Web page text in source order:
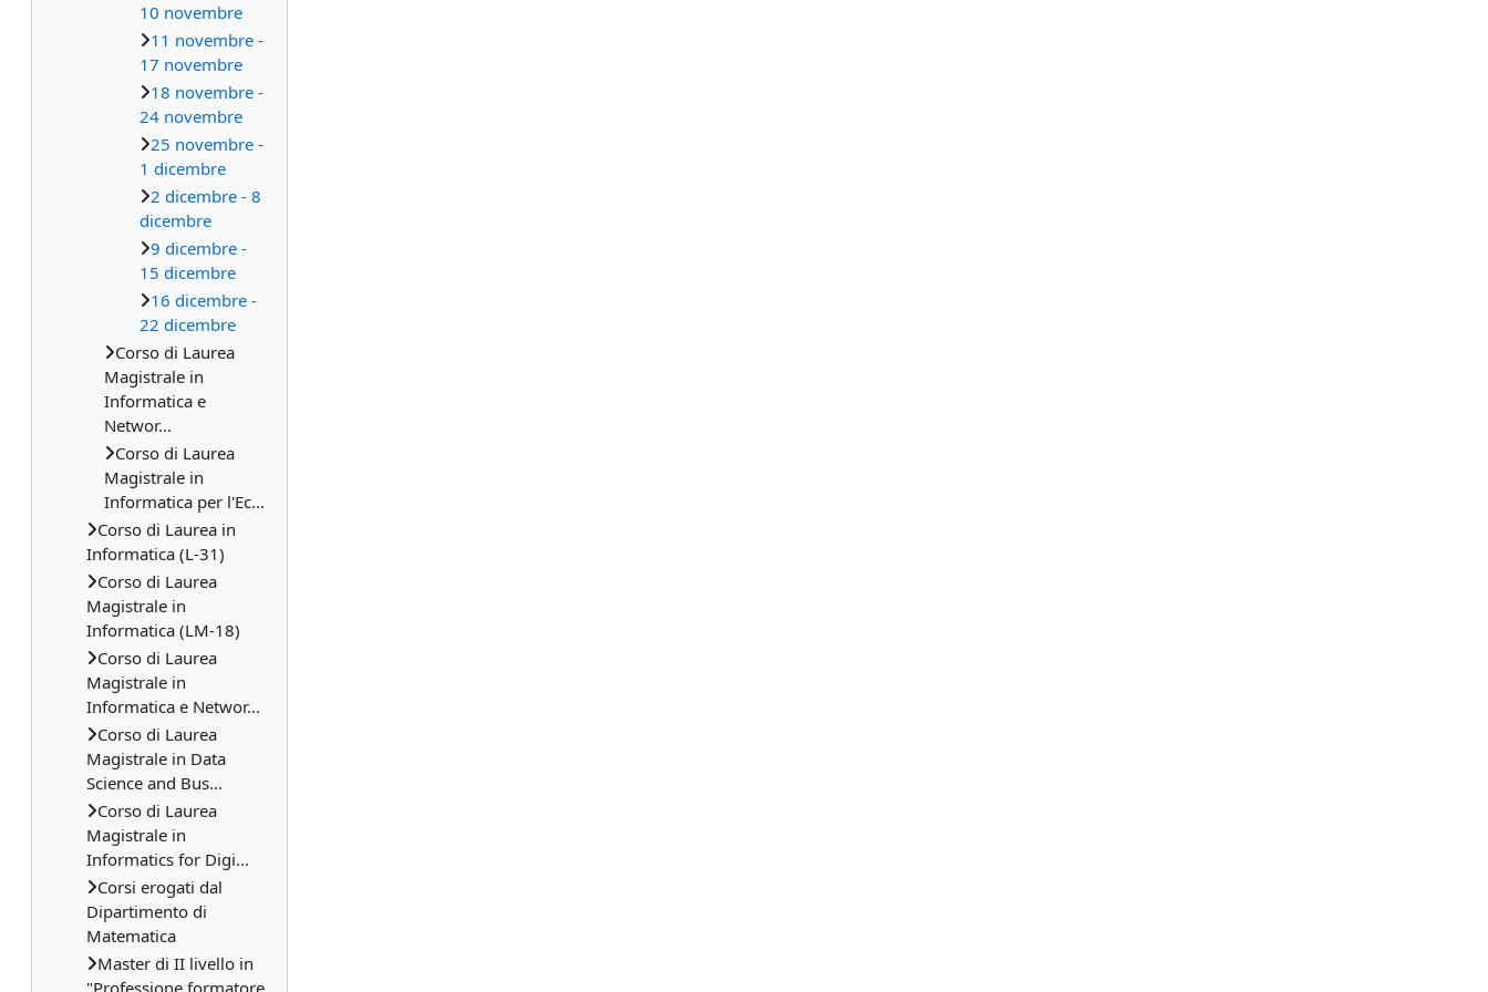
10 novembre
11 novembre -
17 novembre
18 novembre -
24 novembre
25 novembre -
1 dicembre
2 dicembre - 8
dicembre
9 dicembre -
15 dicembre
16 dicembre -
22 dicembre
Corso di Laurea
Magistrale in
Informatica e
Networ...
Corso di Laurea
Magistrale in
Informatica per l'Ec...
Corso di Laurea in
Informatica (L-31)
Corso di Laurea
Magistrale in
Informatica (LM-18)
Corso di Laurea
Magistrale in
Informatica e Networ...
Corso di Laurea
Magistrale in Data
Science and Bus...
Corso di Laurea
Magistrale in
Informatics for Digi...
Corsi erogati dal
Dipartimento di
Matematica
Master di II livello in
"Professione formatore